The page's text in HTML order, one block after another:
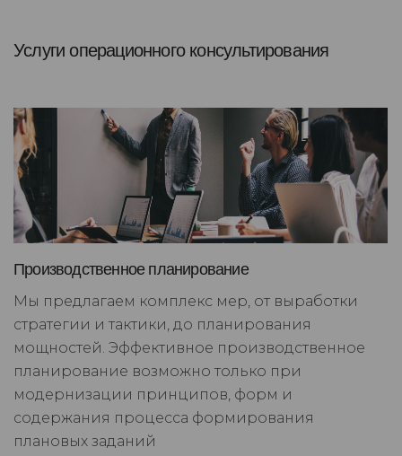
Услуги операционного консультирования
Производственное планирование
Мы предлагаем комплекс мер, от выработки
стратегии и тактики, до планирования
мощностей. Эффективное производственное
планирование возможно только при
модернизации принципов, форм и
содержания процесса формирования
плановых заданий